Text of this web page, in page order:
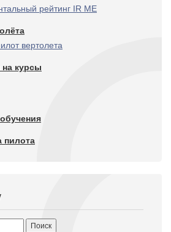
рейтинг IR ME
вертолета
на курсы
пилота